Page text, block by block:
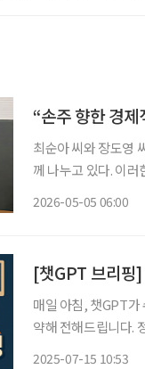
“손주 향한 경제
최순아 씨와 장도영
께 나누고 있다. 이
2026-05-05 06:00
[챗GPT 브리핑
매일 아침, 챗GPT가
약해 전해드립니다. 정책,
2025-07-15 10:53